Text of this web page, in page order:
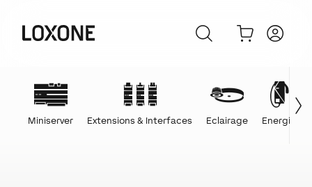
Miniserver Extensions & Interfaces Eclairage Energie